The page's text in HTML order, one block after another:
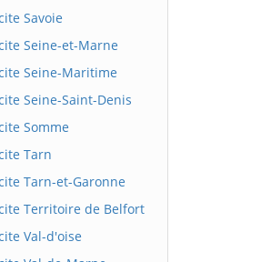
Savoie
Seine-et-Marne
Seine-Maritime
Seine-Saint-Denis
Somme
Tarn
Tarn-et-Garonne
Territoire de Belfort
Val-d'oise